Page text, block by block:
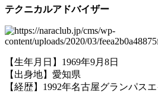
テクニカルアドバイザー
【生年月日】1969年9月8日
【出身地】愛知県
【経歴】1992年名古屋グランパス